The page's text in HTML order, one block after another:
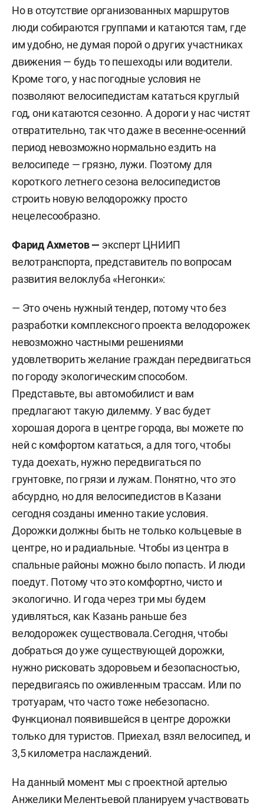
Но в отсутствие организованных маршрутов
люди собираются группами и катаются там, где
им удобно, не думая порой о других участниках
движения — будь то пешеходы или водители.
Кроме того, у нас погодные условия не
позволяют велосипедистам кататься круглый
год, они катаются сезонно. А дороги у нас чистят
отвратительно, так что даже в весенне-осенний
период невозможно нормально ездить на
велосипеде — грязно, лужи. Поэтому для
короткого летнего сезона велосипедистов
строить новую велодорожку просто
нецелесообразно.
Фарид Ахметов — эксперт ЦНИИП
велотранспорта, представитель по вопросам
развития велоклуба «Негонки»:
— Это очень нужный тендер, потому что без
разработки комплексного проекта велодорожек
невозможно частными решениями
удовлетворить желание граждан передвигаться
по городу экологическим способом.
Представьте, вы автомобилист и вам
предлагают такую дилемму. У вас будет
хорошая дорога в центре города, вы можете по
ней с комфортом кататься, а для того, чтобы
туда доехать, нужно передвигаться по
грунтовке, по грязи и лужам. Понятно, что это
абсурдно, но для велосипедистов в Казани
сегодня созданы именно такие условия.
Дорожки должны быть не только кольцевые в
центре, но и радиальные. Чтобы из центра в
спальные районы можно было попасть. И люди
поедут. Потому что это комфортно, чисто и
экологично. И года через три мы будем
удивляться, как Казань раньше без
велодорожек существовала.Сегодня, чтобы
добраться до уже существующей дорожки,
нужно рисковать здоровьем и безопасностью,
передвигаясь по оживленным трассам. Или по
тротуарам, что часто тоже небезопасно.
Функционал появившейся в центре дорожки
только для туристов. Приехал, взял велосипед, и
3,5 километра наслаждений.
На данный момент мы с проектной артелью
Анжелики Мелентьевой планируем участвовать